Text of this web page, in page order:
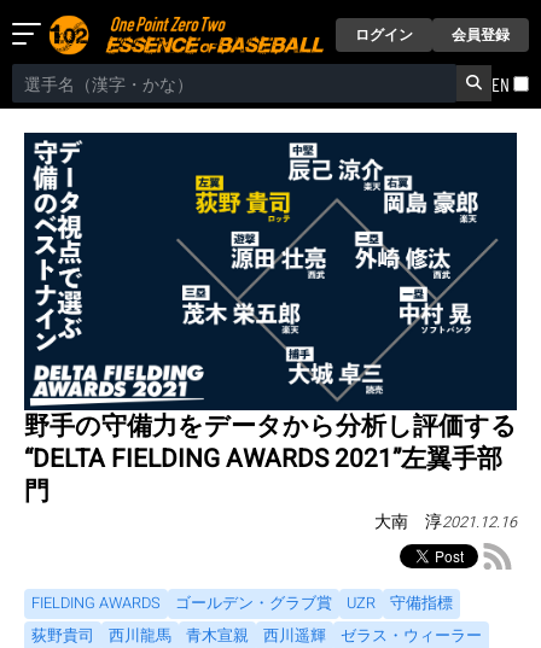
ログイン 会員登録
EN
野手の守備力をデータから分析し評価する
“DELTA FIELDING AWARDS 2021”左翼手部
門
大南 淳2021.12.16
FIELDING AWARDS ゴールデン・グラブ賞 UZR
守備指標
荻野貴司
西川龍馬 青木宣親 西川遥輝
ゼラス・ウィーラー